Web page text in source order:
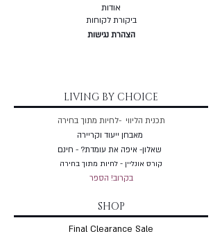
אודות
ביקורת לקוחות
הצהרת נגישות
LIVING BY CHOICE
תכנית הליווי -לחיות מתוך בחירה
מאבחן ייעוד וקריירה
שאלון- איפה את עומדת? - חינם
קורס אונליין - לחיות מתוך בחירה
בקרוב! הספר
SHOP
Final Clearance Sale